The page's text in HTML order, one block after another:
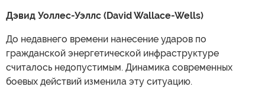
Дэвид Уоллес-Уэллс (David Wallace-Wells)
До недавнего времени нанесение ударов по
гражданской энергетической инфраструктуре
считалось недопустимым. Динамика современных
боевых действий изменила эту ситуацию.